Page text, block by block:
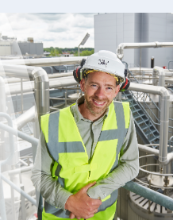
Our Stories
Kontakt